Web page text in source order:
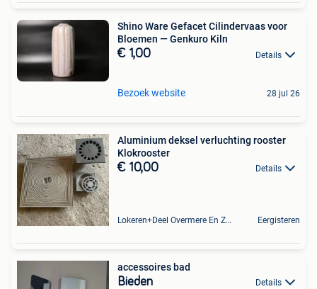
Shino Ware Gefacet Cilindervaas voor
Bloemen — Genkuro Kiln
€ 1,00 Details
Bezoek website 28 jul 26
Aluminium deksel verluchting rooster
Klokrooster
€ 10,00 Details
Lokeren+Deel Overmere En Zele Eergisteren
accessoires bad
Bieden Details